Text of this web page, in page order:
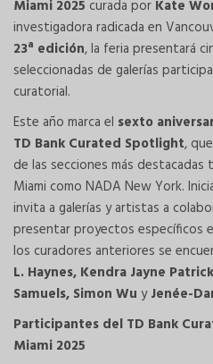
Miami 2025 curada por Kate
investigadora radicada en
23ª edición, la feria presentará
seleccionadas de galerías
curatorial.
Este año marca el sexto
TD Bank Curated Spotlight,
de las secciones más
Miami como NADA New York.
invita a galerías y artistas a
presentar proyectos específicos
los curadores anteriores se
L. Haynes, Kendra Jayne
Samuels, Simon Wu yJenée-
Participantes del TD Bank
Miami 2025